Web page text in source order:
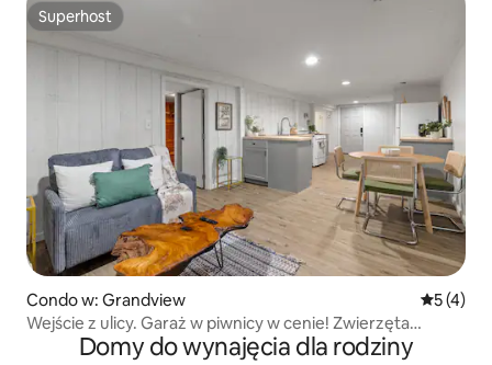
Superhost
Superhost
Condo w: Grandview Średnia
5 (4)
Wejście z ulicy. Garaż w piwnicy w cenie! Zwierzęta
dozwolone!Domy do wynajęcia dla rodziny